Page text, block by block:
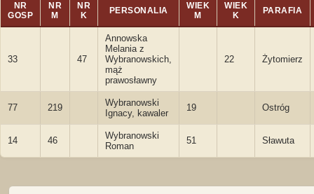
NR
GOSP
NR
M
NR
K
PERSONALIA
WIEK
M
WIEK
K
PARAFIA
33 47
Annowska
Melania z
Wybranowskich,
mąż
prawosławny
22 Żytomierz
77 219
Wybranowski
Ignacy, kawaler
19 Ostróg
14 46
Wybranowski
Roman
51 Sławuta